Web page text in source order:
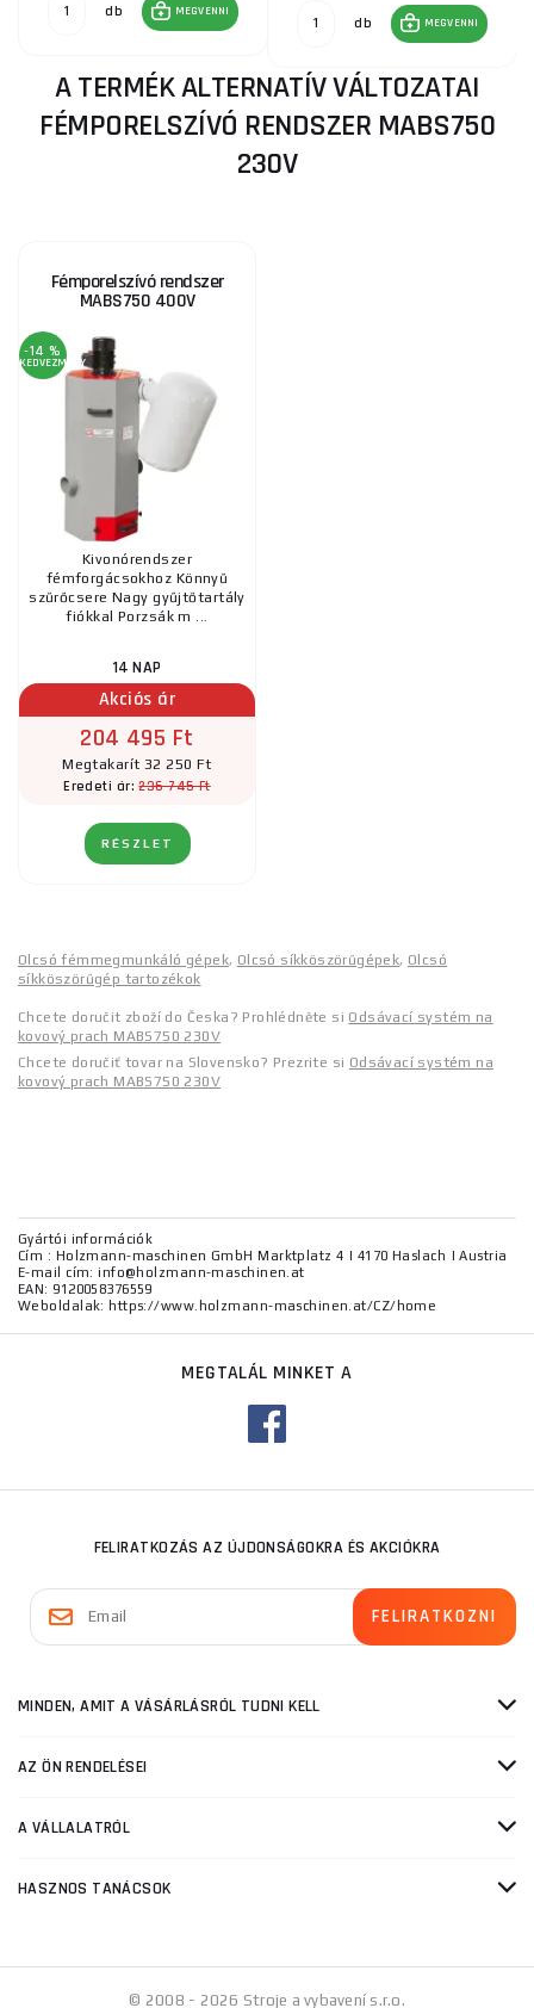
db MEGVENNI
db MEGVENNI
A TERMÉK ALTERNATÍV VÁLTOZATAI
FÉMPORELSZÍVÓ RENDSZER MABS750
230V
Fémporelszívó rendszer
MABS750 400V
-14 %
KEDVEZMÉNY
Kivonórendszer
fémforgácsokhoz Könnyű
szűrőcsere Nagy gyűjtőtartály
fiókkal Porzsák m ...
14 NAP
Akciós ár
204 495 Ft
Megtakarít 32 250 Ft
Eredeti ár:236 745 Ft
RÉSZLET
Olcsó fémmegmunkáló gépek, Olcsó síkköszörűgépek, Olcsó
síkköszörűgép tartozékok
Chcete doručit zboží do Česka? Prohlédněte si Odsávací systém na
kovový prach MABS750 230V
Chcete doručiť tovar na Slovensko? Prezrite si Odsávací systém na
kovový prach MABS750 230V
Gyártói információk
Cím : Holzmann-maschinen GmbH Marktplatz 4 | 4170 Haslach | Austria
E-mail cím: info@holzmann-maschinen.at
EAN: 9120058376559
Weboldalak: https://www.holzmann-maschinen.at/CZ/home
MEGTALÁL MINKET A
FELIRATKOZÁS AZ ÚJDONSÁGOKRA ÉS AKCIÓKRA
MINDEN, AMIT A VÁSÁRLÁSRÓL TUDNI KELL
AZ ÖN RENDELÉSEI
A VÁLLALATRÓL
HASZNOS TANÁCSOK
© 2008 - 2026 Stroje a vybavení s.r.o.